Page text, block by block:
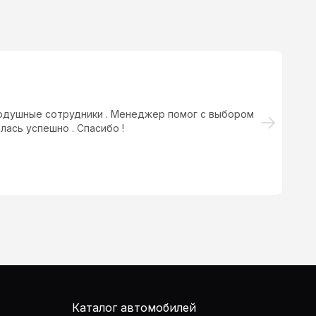
сотрудники . Менеджер помог с выбором
успешно . Спасибо !
Каталог автомобилей